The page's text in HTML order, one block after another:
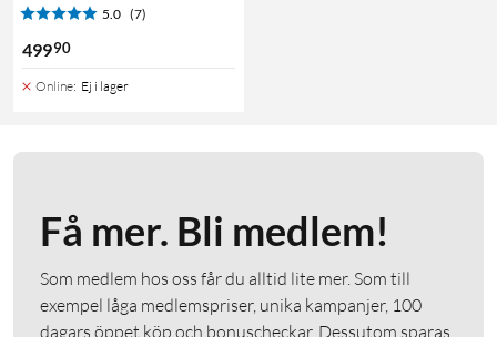
5.0 (7)
49990
Online: Ej i lager
Få mer. Bli medlem!
Som medlem hos oss får du alltid lite mer. Som till
exempel låga medlemspriser, unika kampanjer, 100
dagars öppet köp och bonuscheckar. Dessutom sparas